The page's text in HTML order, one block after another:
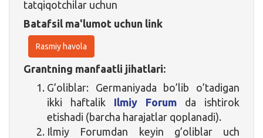
tatqiqotchilar uchun
Batafsil ma'lumot uchun link
Rasmiy havola
Grantning manfaatli jihatlari:
G’oliblar: Germaniyada bo’lib o’tadigan
ikki haftalik Ilmiy Forum da ishtirok
etishadi (barcha harajatlar qoplanadi).
Ilmiy Forumdan keyin g’oliblar uch